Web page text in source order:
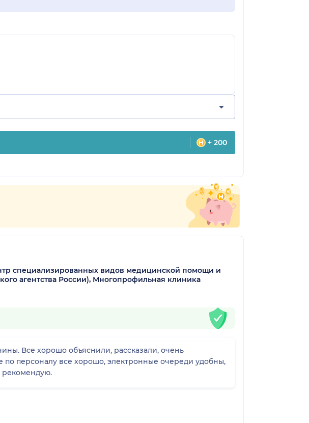
+ 200
специализированных видов медицинской помощи и
агентства России), Многопрофильная клиника
Все хорошо объяснили, рассказали, очень
персоналу все хорошо, электронные очереди удобны,
рекомендую.